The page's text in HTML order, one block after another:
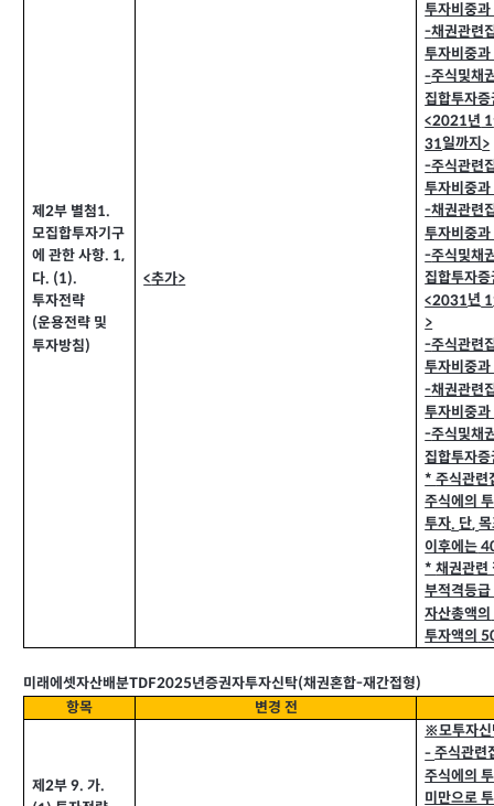
제2부 별첨1.
모집합투자기구
에 관한 사항. 1,
다. (1).
투자전략
(운용전략 및
투자방침)
<추가>
투자비중
-채권관련
투자비중
-주식및채
집합투자증
<2021년 1
31일까지 >
-주식관련
투자비중
-채권관련
투자비중
-주식및채
집합투자증
<2031년 1
>
-주식관련
투자비중
-채권관련
투자비중
-주식및채
집합투자증
*주식관련
주식에의
투자. 단,
이후에는
*채권관련
부적격등
자산총액의
투자액의
미래에셋자산배분TDF2025년증권자투자신탁(채권혼합-재간접형)
항목
변경 전
제2부9.가.
※모투자신
-주식관련
주식에의
미만으로